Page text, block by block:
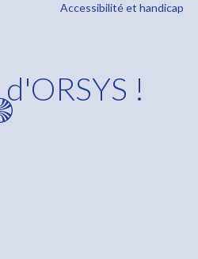
Accessibilité et handicap
!